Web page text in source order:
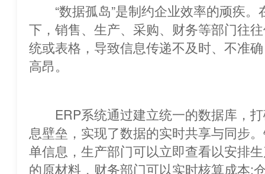
“数据孤岛”是制约企业效率的顽疾。
下，销售、生产、采购、财务等部门
统或表格，导致信息传递不及时、不准
高昂。
ERP系统通过建立统一的数据库，打
息壁垒，实现了数据的实时共享与同步
单信息，生产部门可以立即查看以安排
的原材料，财务部门可以实时核算成本;